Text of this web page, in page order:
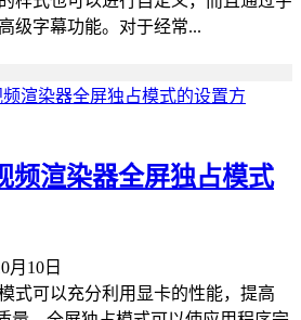
级字幕功能。对于经常...
频渲染器全屏独占模式
月10日
式可以充分利用显卡的性能，提高